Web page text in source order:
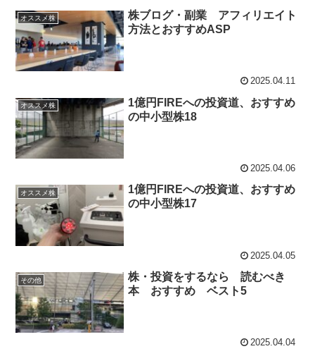
オススメ株
株ブログ・副業 アフィリエイト
方法とおすすめASP
2025.04.11
オススメ株
1億円FIREへの投資道、おすすめ
の中小型株18
2025.04.06
オススメ株
1億円FIREへの投資道、おすすめ
の中小型株17
2025.04.05
その他
株・投資をするなら 読むべき
本 おすすめ ベスト5
2025.04.04